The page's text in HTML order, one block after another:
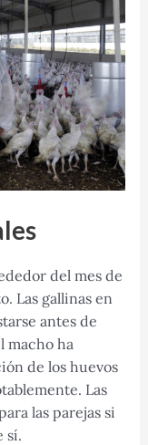
del mes de
Las gallinas en
antes de
macho ha
de los huevos
Las
las parejas si
sí.